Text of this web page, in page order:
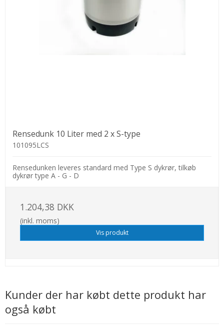
Rensedunk 10 Liter med 2 x S-type
101095LCS
Rensedunken leveres standard med Type S dykrør, tilkøb
dykrør type A - G - D
1.204,38 DKK
(inkl. moms)
Vis produkt
Kunder der har købt dette produkt har
også købt